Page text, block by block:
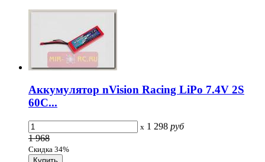
Аккумулятор nVision Racing LiPo 7.4V 2S
60C...
x 1 298 руб
1 968
Скидка 34%